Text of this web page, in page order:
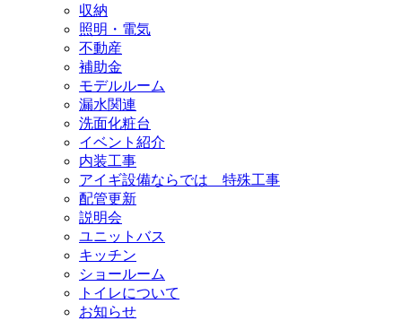
収納
照明・電気
不動産
補助金
モデルルーム
漏水関連
洗面化粧台
イベント紹介
内装工事
アイギ設備ならでは 特殊工事
配管更新
説明会
ユニットバス
キッチン
ショールーム
トイレについて
お知らせ